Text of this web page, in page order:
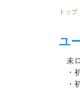
トップ
ユ
未
・
・